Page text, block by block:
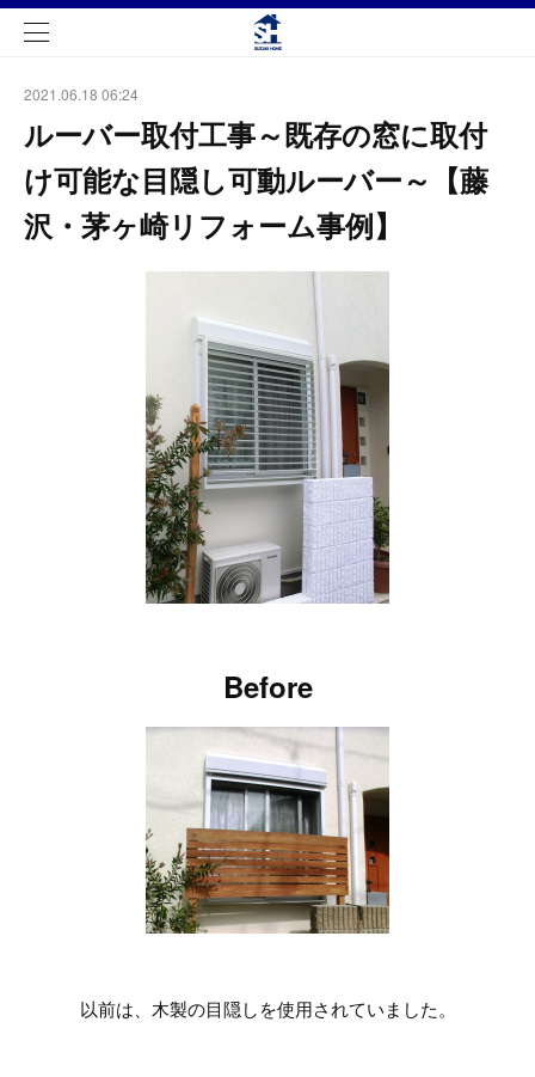
2021.06.18 06:24
ルーバー取付工事～既存の窓に取付
け可能な目隠し可動ルーバー～【藤
沢・茅ヶ崎リフォーム事例】
Before
以前は、木製の目隠しを使用されていました。